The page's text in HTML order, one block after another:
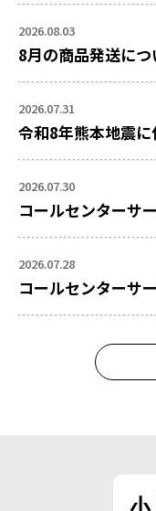
2026.08.03
8月の商品発送に
2026.07.31
令和8年熊本地震
2026.07.30
コールセンターサ
2026.07.28
コールセンターサ